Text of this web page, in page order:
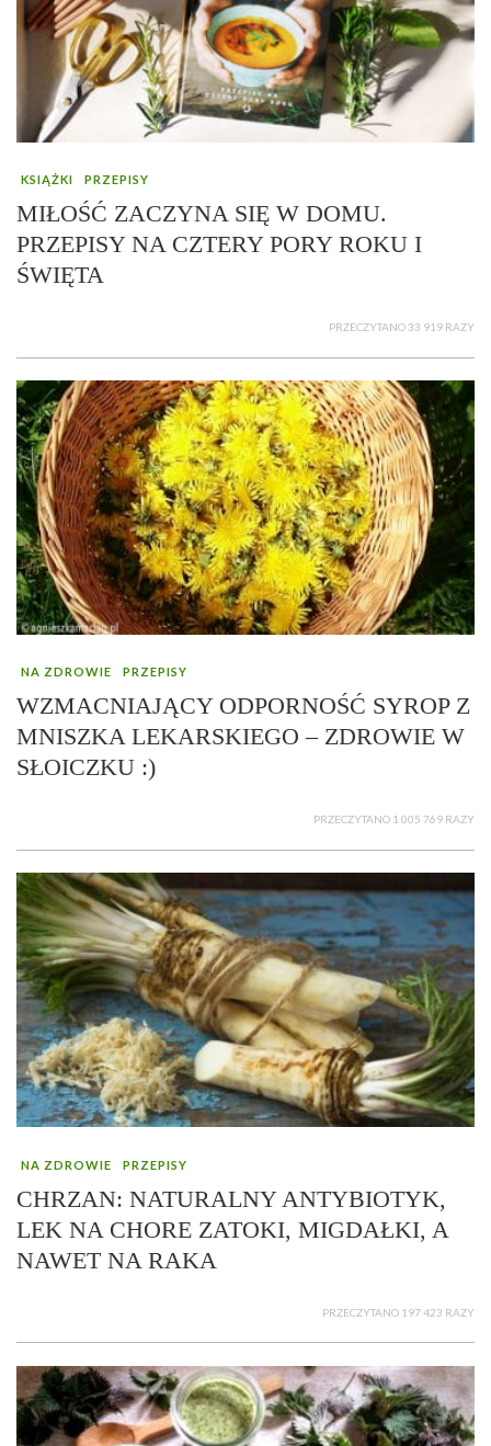
KSIĄŻKI PRZEPISY
MIŁOŚĆ ZACZYNA SIĘ W DOMU.
PRZEPISY NA CZTERY PORY ROKU I
ŚWIĘTA
PRZECZYTANO 33 919 RAZY
NA ZDROWIE PRZEPISY
WZMACNIAJĄCY ODPORNOŚĆ SYROP Z
MNISZKA LEKARSKIEGO – ZDROWIE W
SŁOICZKU :)
PRZECZYTANO 1 005 769 RAZY
NA ZDROWIE PRZEPISY
CHRZAN: NATURALNY ANTYBIOTYK,
LEK NA CHORE ZATOKI, MIGDAŁKI, A
NAWET NA RAKA
PRZECZYTANO 197 423 RAZY